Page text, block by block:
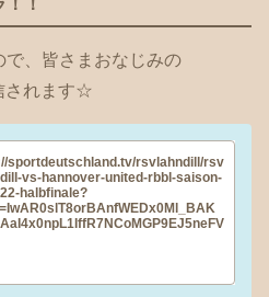
、皆さまおなじみの
されます☆
sportdeutschland.tv/rsvlahndill/rsv
vs-hannover-united-rbbl-saison-
halbfinale?